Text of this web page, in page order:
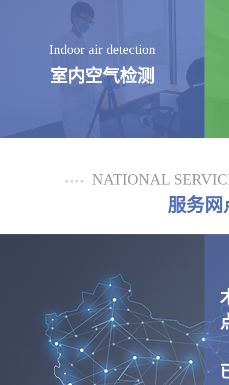
Indoor air detection
室内空气检测
NATIONAL
服务网